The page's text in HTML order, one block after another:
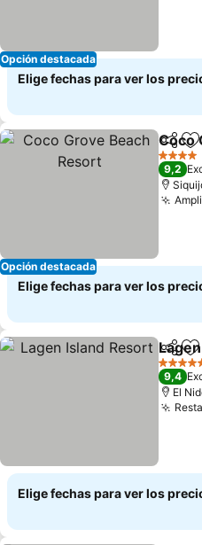
Opción destacada
Elige fechas para ver los
Opción destacada
Coco
4 Estrellas
9,2
Elige fechas para ver los
5
9,4
El
Elige fechas para ver los